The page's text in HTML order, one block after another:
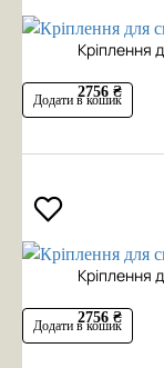
Кріплення
2756 ₴
Додати в кошик
Кріплення
2756 ₴
Додати в кошик